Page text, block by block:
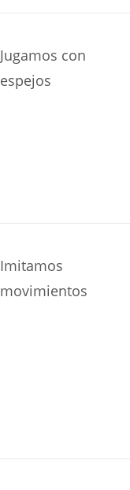
Jugamos con
espejos
Imitamos
movimientos